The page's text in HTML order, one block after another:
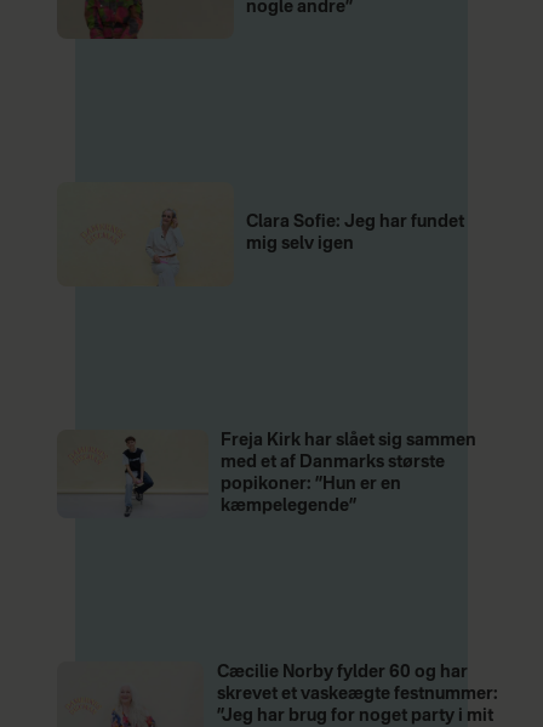
nogle andre”
Clara Sofie: Jeg har fundet
mig selv igen
Freja Kirk har slået sig sammen
med et af Danmarks største
popikoner: ”Hun er en
kæmpelegende”
Cæcilie Norby fylder 60 og har
skrevet et vaskeægte festnummer:
”Jeg har brug for noget party i mit